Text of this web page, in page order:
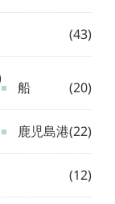
(43)
船 (20)
鹿児島港(22)
(12)